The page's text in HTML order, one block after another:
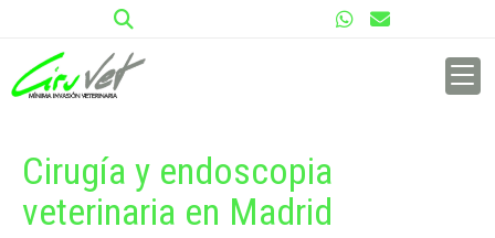
Cirugía y endoscopia
veterinaria en Madrid